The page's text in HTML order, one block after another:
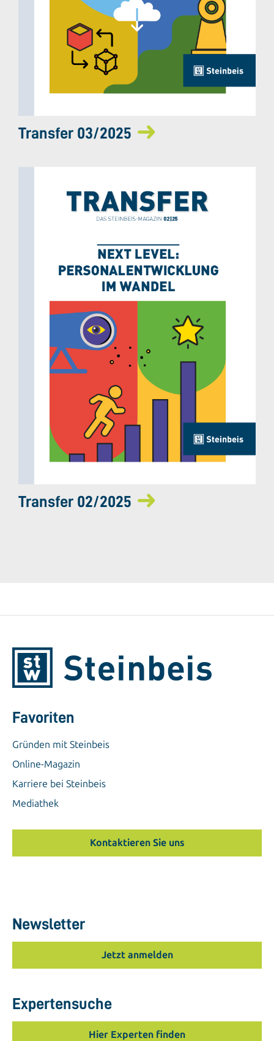
Transfer 03/2025
Transfer 02/2025
Favoriten
Gründen mit Steinbeis
Online-Magazin
Karriere bei Steinbeis
Mediathek
Kontaktieren Sie uns
Newsletter
Jetzt anmelden
Expertensuche
Hier Experten finden